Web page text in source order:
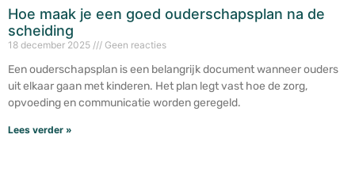
Hoe maak je een goed ouderschapsplan na de
scheiding
18 december 2025 Geen reacties
Een ouderschapsplan is een belangrijk document wanneer ouders
uit elkaar gaan met kinderen. Het plan legt vast hoe de zorg,
opvoeding en communicatie worden geregeld.
Lees verder »